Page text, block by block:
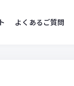
よくあるご質問